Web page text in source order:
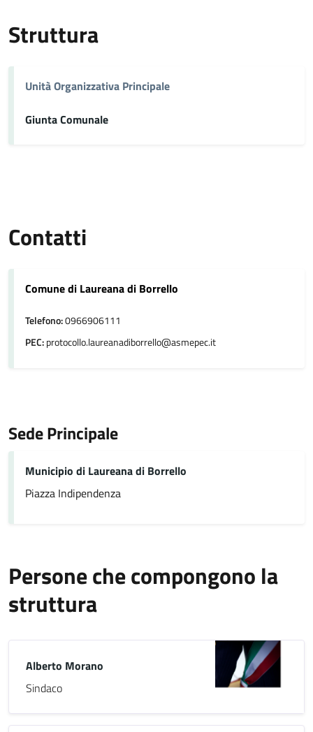
Struttura
Unità Organizzativa Principale
Giunta Comunale
Contatti
Comune di Laureana di Borrello
Telefono:0966906111
PEC:protocollo.laureanadiborrello@asmepec.it
Sede Principale
Municipio di Laureana di Borrello
Piazza Indipendenza
Persone che compongono la
struttura
Alberto Morano
Sindaco